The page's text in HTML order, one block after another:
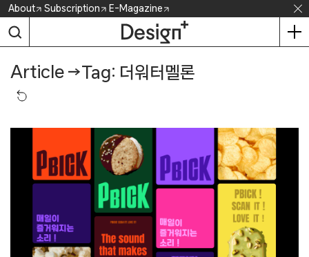
Skip
content
About Subscription E-Magazine
Article →Tag: 더워터멜론